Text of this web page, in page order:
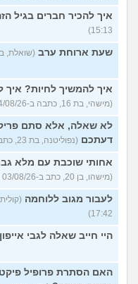
איך להבין מה הכיוון שלי?
(אנונימית, בת 21)
עוד
איך להכיר חברים בגיל
15:13)
שעת ארוחת ערב (שואלת, בת 19, כתבה ב-04/08/
איך להמשיך לחיות?
(מישהי, בת 16, כתבה ב-04/08/26 13:05)
לא שאלה, אלא סתם
דעתכם (נפוליטנה, בת 23, כתבה ב-03/08/26 18:04)
אחותי שוכבת עם מלא
(מישהו, בן 20, כתב ב-03/08/26 17:53)
לעבור מגוב ללוחמה
17:42)
היי חייב שאלה לגבי אייפון
האם הסתרת פרופיל